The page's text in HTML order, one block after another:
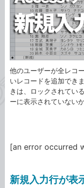
他のユーザーが全レコ
いレコードを追加でき
きは、ロックされてい
ーに表示されていない
[an error occurred
新規入力行が表